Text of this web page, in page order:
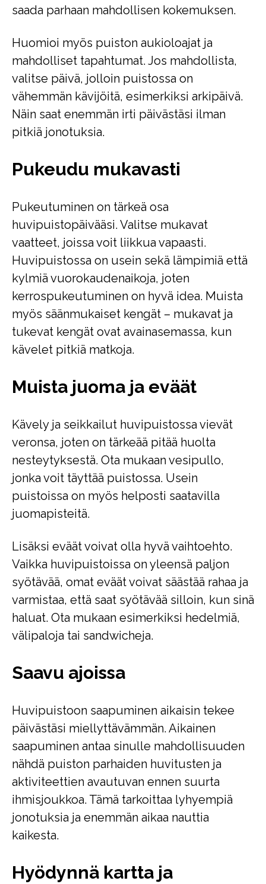
saada parhaan mahdollisen kokemuksen.
Huomioi myös puiston aukioloajat ja
mahdolliset tapahtumat. Jos mahdollista,
valitse päivä, jolloin puistossa on
vähemmän kävijöitä, esimerkiksi arkipäivä.
Näin saat enemmän irti päivästäsi ilman
pitkiä jonotuksia.
Pukeudu mukavasti
Pukeutuminen on tärkeä osa
huvipuistopäivääsi. Valitse mukavat
vaatteet, joissa voit liikkua vapaasti.
Huvipuistossa on usein sekä lämpimiä että
kylmiä vuorokaudenaikoja, joten
kerrospukeutuminen on hyvä idea. Muista
myös säänmukaiset kengät – mukavat ja
tukevat kengät ovat avainasemassa, kun
kävelet pitkiä matkoja.
Muista juoma ja eväät
Kävely ja seikkailut huvipuistossa vievät
veronsa, joten on tärkeää pitää huolta
nesteytyksestä. Ota mukaan vesipullo,
jonka voit täyttää puistossa. Usein
puistoissa on myös helposti saatavilla
juomapisteitä.
Lisäksi eväät voivat olla hyvä vaihtoehto.
Vaikka huvipuistoissa on yleensä paljon
syötävää, omat eväät voivat säästää rahaa ja
varmistaa, että saat syötävää silloin, kun sinä
haluat. Ota mukaan esimerkiksi hedelmiä,
välipaloja tai sandwicheja.
Saavu ajoissa
Huvipuistoon saapuminen aikaisin tekee
päivästäsi miellyttävämmän. Aikainen
saapuminen antaa sinulle mahdollisuuden
nähdä puiston parhaiden huvitusten ja
aktiviteettien avautuvan ennen suurta
ihmisjoukkoa. Tämä tarkoittaa lyhyempiä
jonotuksia ja enemmän aikaa nauttia
kaikesta.
Hyödynnä kartta ja